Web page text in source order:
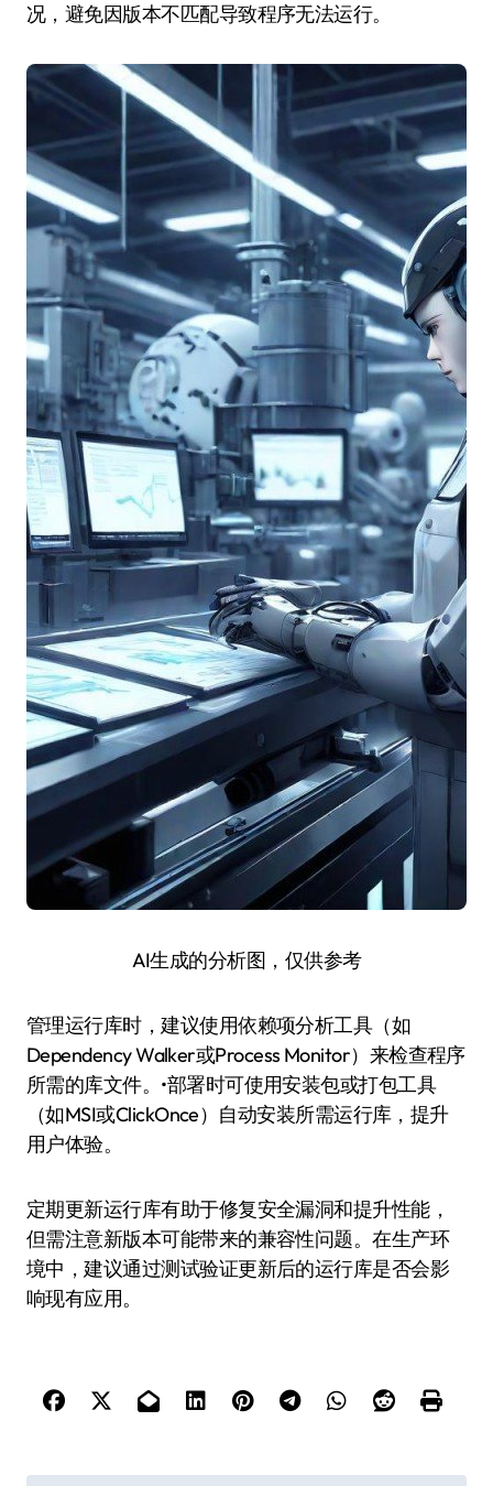
况，避免因版本不匹配导致程序无法运行。
AI生成的分析图，仅供参考
管理运行库时，建议使用依赖项分析工具（如
Dependency Walker或Process Monitor）来检查程序
所需的库文件。•部署时可使用安装包或打包工具
（如MSI或ClickOnce）自动安装所需运行库，提升
用户体验。
定期更新运行库有助于修复安全漏洞和提升性能，
但需注意新版本可能带来的兼容性问题。在生产环
境中，建议通过测试验证更新后的运行库是否会影
响现有应用。